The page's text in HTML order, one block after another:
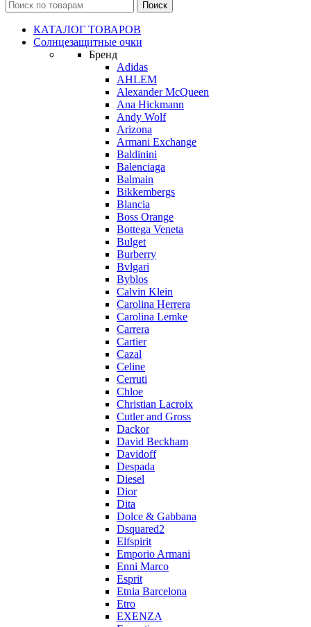
КАТАЛОГ ТОВАРОВ
Солнцезащитные очки
Бренд
Adidas
AHLEM
Alexander McQueen
Ana Hickmann
Andy Wolf
Arizona
Armani Exchange
Baldinini
Balenciaga
Balmain
Bikkembergs
Blancia
Boss Orange
Bottega Veneta
Bulget
Burberry
Bvlgari
Byblos
Calvin Klein
Carolina Herrera
Carolina Lemke
Carrera
Cartier
Cazal
Celine
Cerruti
Chloe
Christian Lacroix
Cutler and Gross
Dackor
David Beckham
Davidoff
Despada
Diesel
Dior
Dita
Dolce & Gabbana
Dsquared2
Elfspirit
Emporio Armani
Enni Marco
Esprit
Etnia Barcelona
Etro
EXENZA